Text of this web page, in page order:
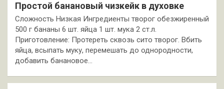
Простой банановый чизкейк в духовке
Сложность Низкая Ингредиенты творог обезжиренный
500 г бананы 6 шт. яйца 1 шт. мука 2 ст.л.
Приготовление: Протереть сквозь сито творог. Вбить
яйца, всыпать муку, перемешать до однородности,
добавить банановое…